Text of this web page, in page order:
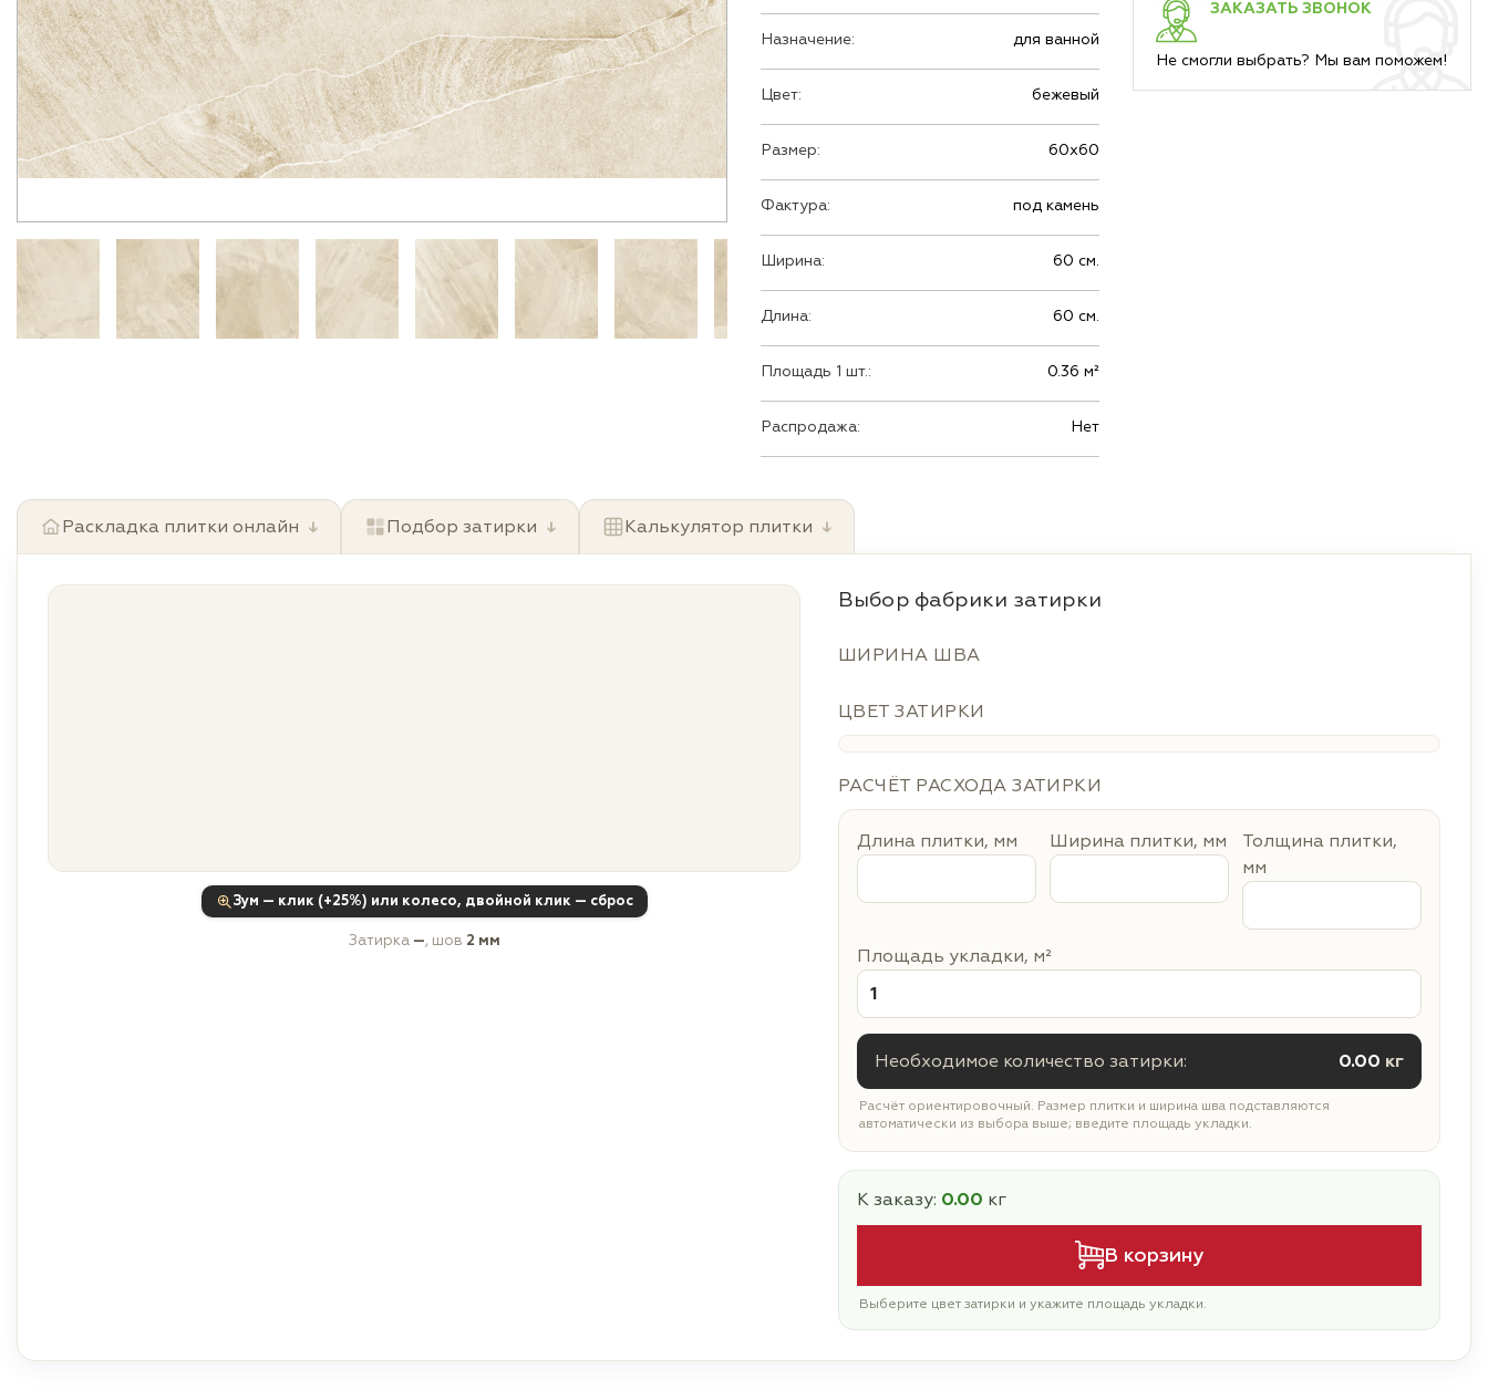
Назначение: для ванной
Цвет: бежевый
Размер: 60х60
Фактура: под камень
Ширина: 60 см.
Длина: 60 см.
Площадь 1 шт.: 0.36 м²
Распродажа: Нет
ЗАКАЗАТЬ ЗВОНОК
Не смогли выбрать? Мы вам поможем!
Раскладка плитки онлайн ↓ Подбор затирки ↓ Калькулятор плитки ↓
Зум — клик (+25%) или колесо, двойной клик — сброс
Затирка —, шов 2 мм
Выбор фабрики затирки
ШИРИНА ШВА
ЦВЕТ ЗАТИРКИ
РАСЧЁТ РАСХОДА ЗАТИРКИ
Длина плитки, мм Ширина плитки, мм
Толщина плитки,
мм
Площадь укладки, м²
Необходимое количество затирки: 0.00 кг
Расчёт ориентировочный. Размер плитки и ширина шва подставляются
автоматически из выбора выше; введите площадь укладки.
К заказу: 0.00 кг
В корзину
Выберите цвет затирки и укажите площадь укладки.